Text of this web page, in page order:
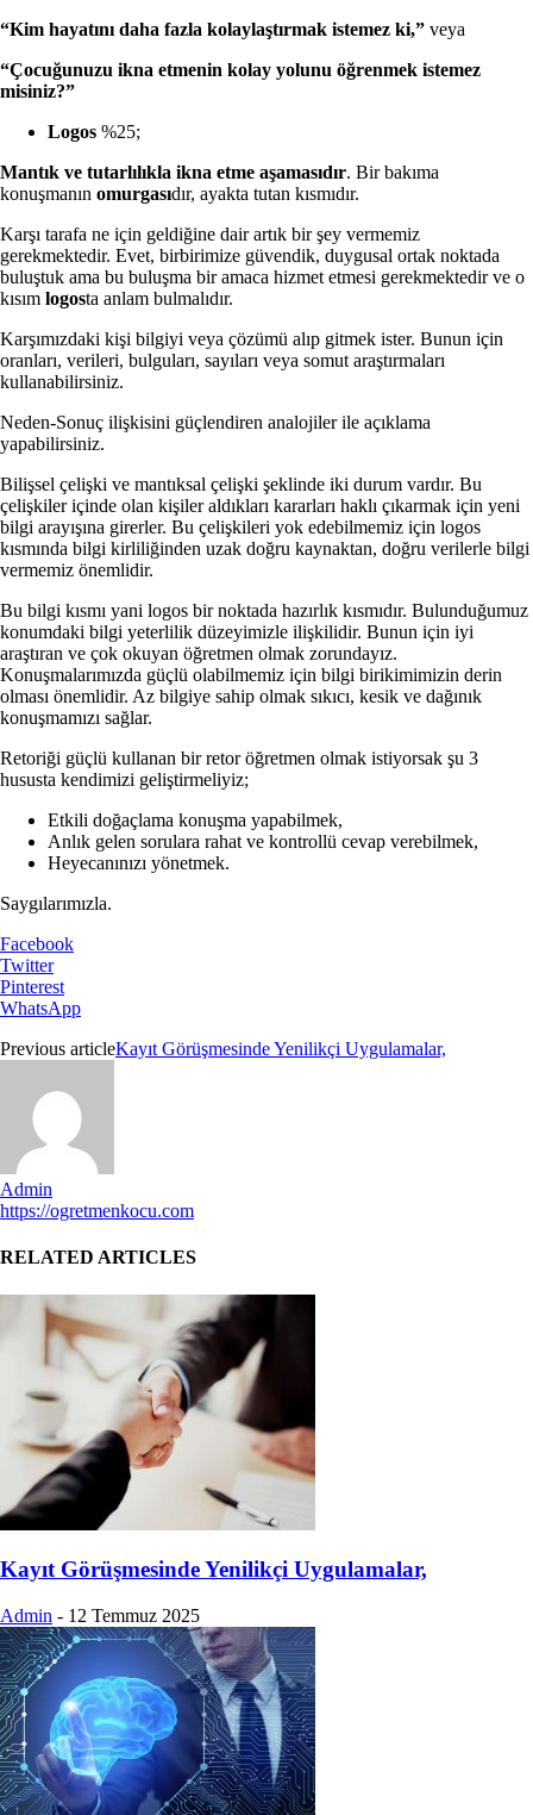
“Kim hayatını daha fazla kolaylaştırmak istemez ki,” veya
“Çocuğunuzu ikna etmenin kolay yolunu öğrenmek istemez
misiniz?”
Logos %25;
Mantık ve tutarlılıkla ikna etme aşamasıdır. Bir bakıma
konuşmanın omurgasıdır, ayakta tutan kısmıdır.
Karşı tarafa ne için geldiğine dair artık bir şey vermemiz
gerekmektedir. Evet, birbirimize güvendik, duygusal ortak noktada
buluştuk ama bu buluşma bir amaca hizmet etmesi gerekmektedir ve o
kısım logosta anlam bulmalıdır.
Karşımızdaki kişi bilgiyi veya çözümü alıp gitmek ister. Bunun için
oranları, verileri, bulguları, sayıları veya somut araştırmaları
kullanabilirsiniz.
Neden-Sonuç ilişkisini güçlendiren analojiler ile açıklama
yapabilirsiniz.
Bilişsel çelişki ve mantıksal çelişki şeklinde iki durum vardır. Bu
çelişkiler içinde olan kişiler aldıkları kararları haklı çıkarmak için yeni
bilgi arayışına girerler. Bu çelişkileri yok edebilmemiz için logos
kısmında bilgi kirliliğinden uzak doğru kaynaktan, doğru verilerle bilgi
vermemiz önemlidir.
Bu bilgi kısmı yani logos bir noktada hazırlık kısmıdır. Bulunduğumuz
konumdaki bilgi yeterlilik düzeyimizle ilişkilidir. Bunun için iyi
araştıran ve çok okuyan öğretmen olmak zorundayız.
Konuşmalarımızda güçlü olabilmemiz için bilgi birikimimizin derin
olması önemlidir. Az bilgiye sahip olmak sıkıcı, kesik ve dağınık
konuşmamızı sağlar.
Retoriği güçlü kullanan bir retor öğretmen olmak istiyorsak şu 3
hususta kendimizi geliştirmeliyiz;
Etkili doğaçlama konuşma yapabilmek,
Anlık gelen sorulara rahat ve kontrollü cevap verebilmek,
Heyecanınızı yönetmek.
Saygılarımızla.
Facebook
Twitter
Pinterest
WhatsApp
Previous articleKayıt Görüşmesinde Yenilikçi Uygulamalar,
Admin
https://ogretmenkocu.com
RELATED ARTICLES
Kayıt Görüşmesinde Yenilikçi Uygulamalar,
Admin - 12 Temmuz 2025